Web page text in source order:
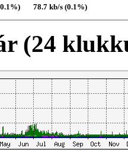
78.7 kb/s (0.1%)
(24